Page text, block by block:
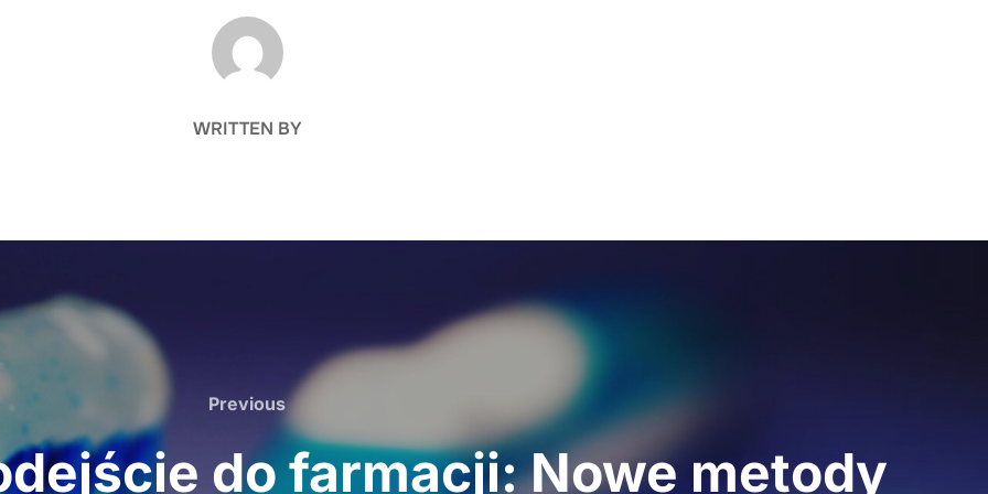
POST AUTHOR
WRITTEN BY
Previous
Previous
do farmacji: Nowe metody